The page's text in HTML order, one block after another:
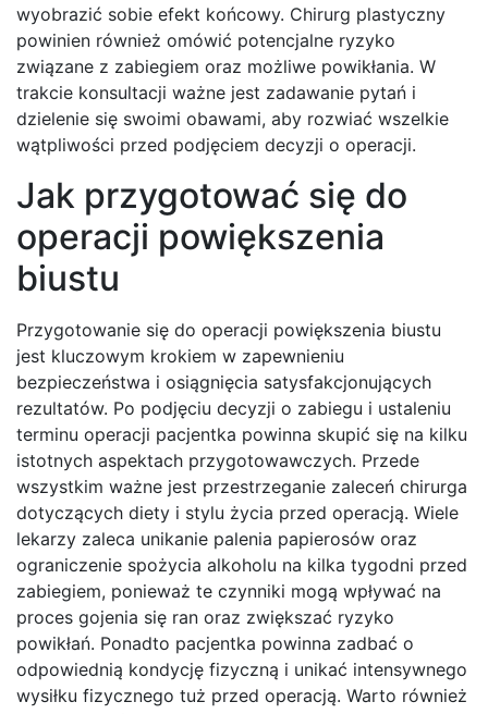
wyobrazić sobie efekt końcowy. Chirurg plastyczny
powinien również omówić potencjalne ryzyko
związane z zabiegiem oraz możliwe powikłania. W
trakcie konsultacji ważne jest zadawanie pytań i
dzielenie się swoimi obawami, aby rozwiać wszelkie
wątpliwości przed podjęciem decyzji o operacji.
Jak przygotować się do
operacji powiększenia
biustu
Przygotowanie się do operacji powiększenia biustu
jest kluczowym krokiem w zapewnieniu
bezpieczeństwa i osiągnięcia satysfakcjonujących
rezultatów. Po podjęciu decyzji o zabiegu i ustaleniu
terminu operacji pacjentka powinna skupić się na kilku
istotnych aspektach przygotowawczych. Przede
wszystkim ważne jest przestrzeganie zaleceń chirurga
dotyczących diety i stylu życia przed operacją. Wiele
lekarzy zaleca unikanie palenia papierosów oraz
ograniczenie spożycia alkoholu na kilka tygodni przed
zabiegiem, ponieważ te czynniki mogą wpływać na
proces gojenia się ran oraz zwiększać ryzyko
powikłań. Ponadto pacjentka powinna zadbać o
odpowiednią kondycję fizyczną i unikać intensywnego
wysiłku fizycznego tuż przed operacją. Warto również